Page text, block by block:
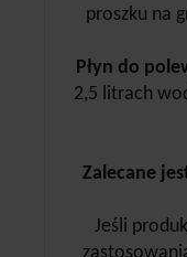
proszku na
Płyn do
2,5 litrach
Zalecane
Jeśli